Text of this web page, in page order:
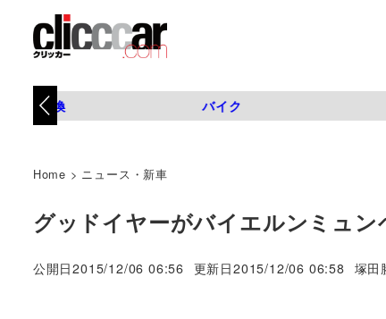
タイヤ交換 バイク
Home > ニュース・新車
グッドイヤーがバイエルンミュ
公開日2015/12/06 06:56 更新日2015/12/06 06:58 著
塚田